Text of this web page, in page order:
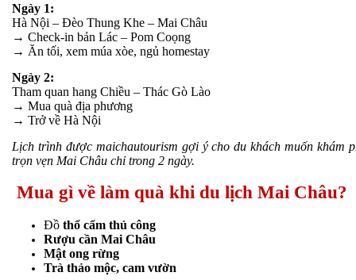
Ngày 1:
Hà Nội – Đèo Thung Khe – Mai Châu
→ Check-in bản Lác – Pom Coọng
→ Ăn tối, xem múa xòe, ngủ homestay
Ngày 2:
Tham quan hang Chiều – Thác Gò Lào
→ Mua quà địa phương
→ Trở về Hà Nội
Lịch trình được maichautourism gợi ý cho du khách muốn khám
trọn vẹn Mai Châu chỉ trong 2 ngày.
Mua gì về làm quà khi du lịch Mai Châu?
Đồ thổ cẩm thủ công
Rượu cần Mai Châu
Mật ong rừng
Trà thảo mộc, cam vườn